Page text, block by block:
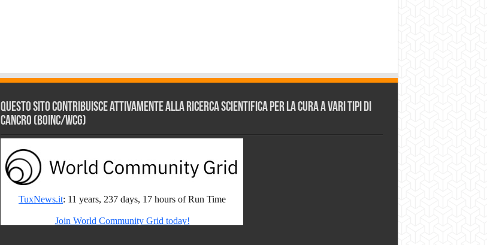
Questo sito contribuisce attivamente alla ricerca scientifica per la cura a vari tipi di
Cancro (BOINC/WCG)